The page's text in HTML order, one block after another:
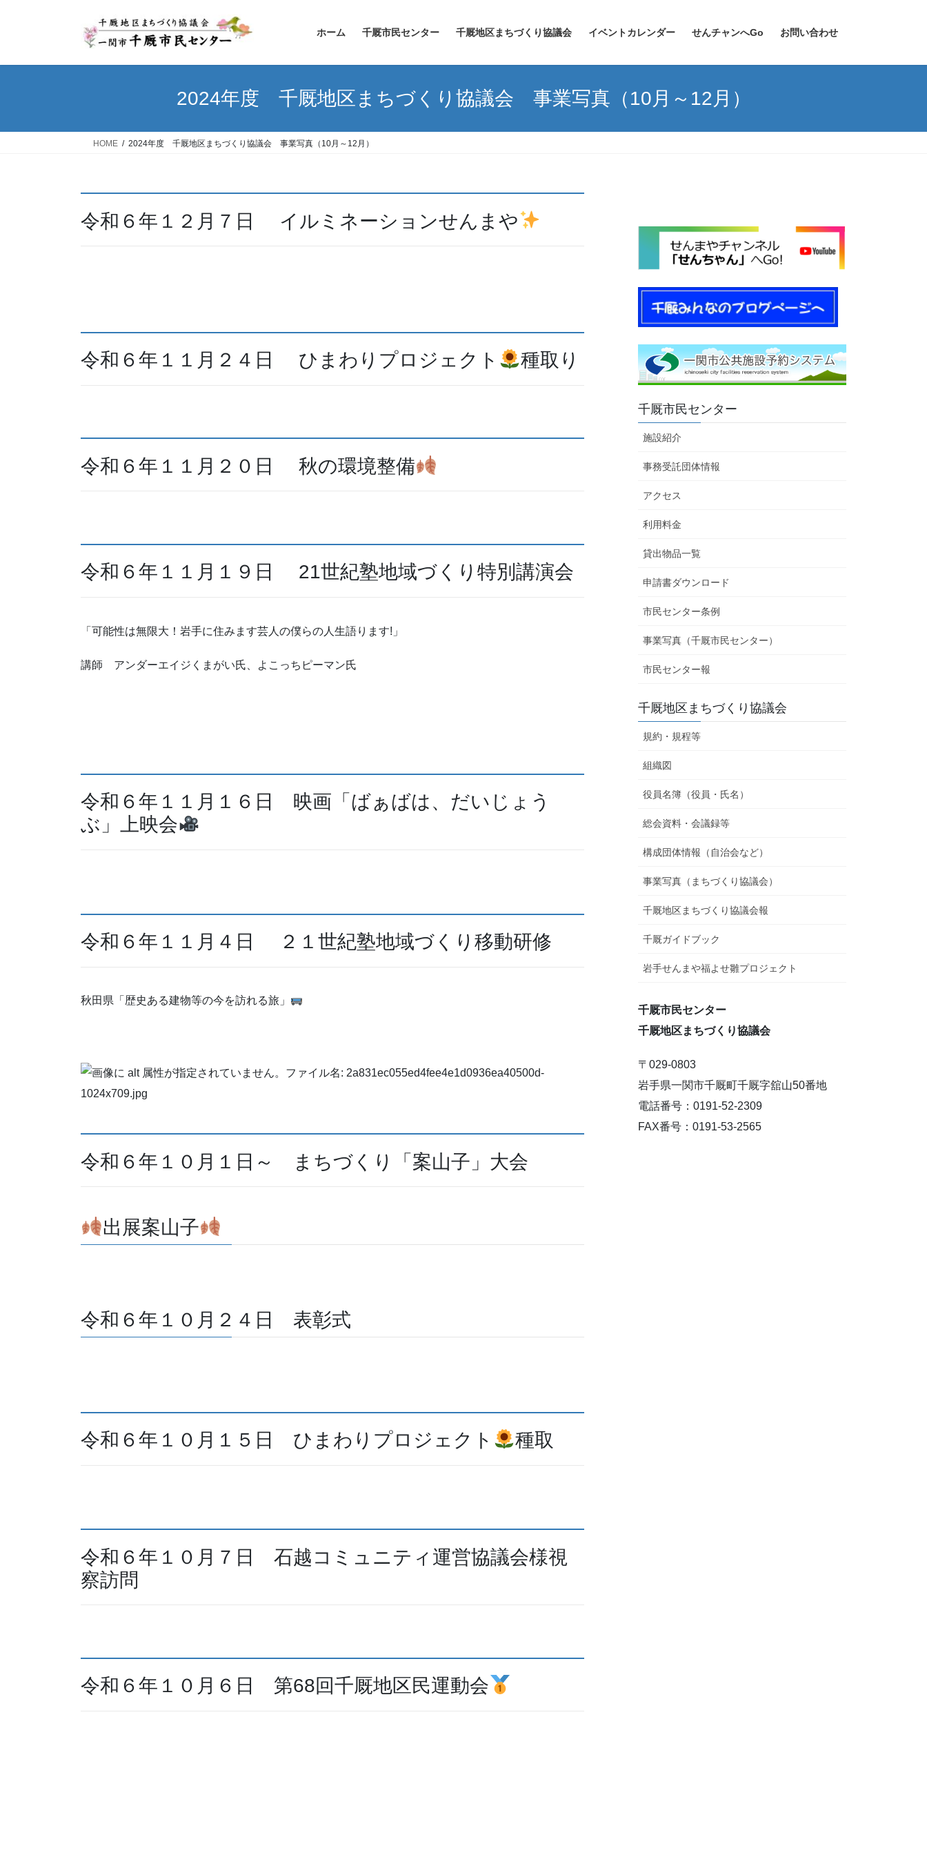
ホーム 千厩市民センター 千厩地区まちづくり協議会 イベントカレンダー せんチャンへGo お問い合わせ
2024年度 千厩地区まちづくり協議会 事業写真（10月～12月）
HOME 2024年度 千厩地区まちづくり協議会 事業写真（10月～12月）
令和６年１２月７日 イルミネーションせんまや
令和６年１１月２４日 ひまわりプロジェクト 種取り
令和６年１１月２０日 秋の環境整備
令和６年１１月１９日 21世紀塾地域づくり特別講演会
「可能性は無限大！岩手に住みます芸人の僕らの人生語ります!」
講師 アンダーエイジくまがい氏、よこっちピーマン氏
令和６年１１月１６日 映画「ばぁばは、だいじょう
ぶ」上映会
令和６年１１月４日 ２１世紀塾地域づくり移動研修
秋田県「歴史ある建物等の今を訪れる旅」
令和６年１０月１日～ まちづくり「案山子」大会
出展案山子
令和６年１０月２４日 表彰式
令和６年１０月１５日 ひまわりプロジェクト 種取
令和６年１０月７日 石越コミュニティ運営協議会様視
察訪問
令和６年１０月６日 第68回千厩地区民運動会
千厩市民センター
施設紹介
事務受託団体情報
アクセス
利用料金
貸出物品一覧
申請書ダウンロード
市民センター条例
事業写真（千厩市民センター）
市民センター報
千厩地区まちづくり協議会
規約・規程等
組織図
役員名簿（役員・氏名）
総会資料・会議録等
構成団体情報（自治会など）
事業写真（まちづくり協議会）
千厩地区まちづくり協議会報
千厩ガイドブック
岩手せんまや福よせ雛プロジェクト
千厩市民センター
千厩地区まちづくり協議会
〒029-0803
岩手県一関市千厩町千厩字舘山50番地
電話番号：0191-52-2309
FAX番号：0191-53-2565